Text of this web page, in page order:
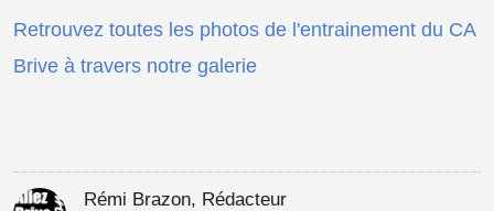
Retrouvez toutes les photos de l'entrainement du CA
Brive à travers notre galerie
Rémi Brazon, Rédacteur